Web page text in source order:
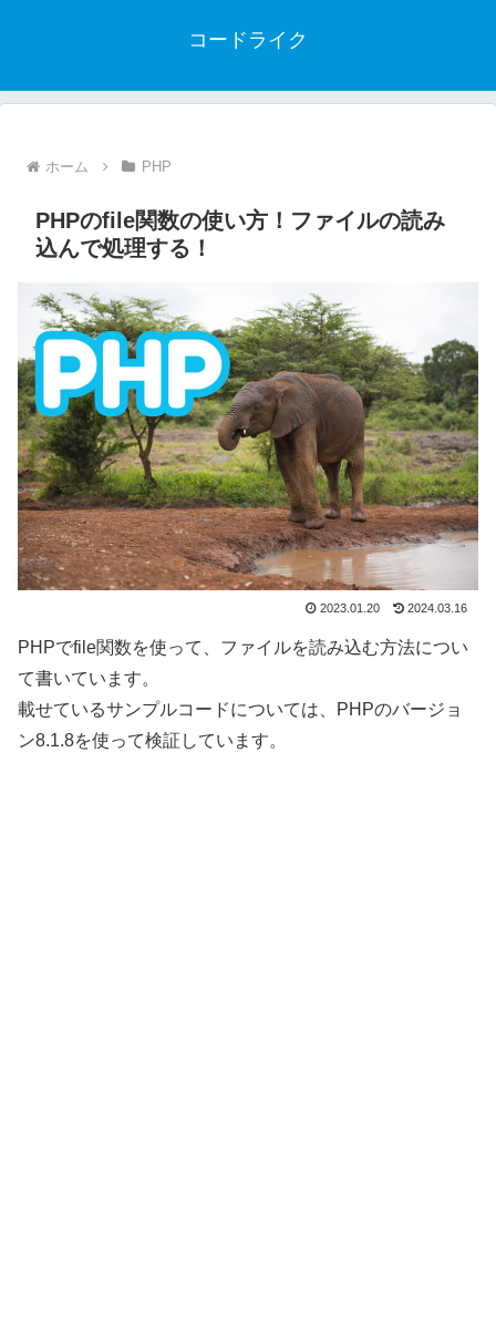
コードライク
ホーム PHP
PHPのfile関数の使い方！ファイルの読み
込んで処理する！
2023.01.20 2024.03.16
PHPでfile関数を使って、ファイルを読み込む方法につい
て書いています。
載せているサンプルコードについては、PHPのバージョ
ン8.1.8を使って検証しています。